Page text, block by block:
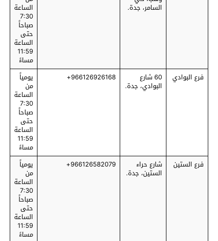
السامر، جدة. الساعة
7:30
صباحاً
حتى
الساعة
11:59
مساءً
فرع البوادي
60 شارع
البوادي، جدة.
966126926168+ يومياً
من
الساعة
7:30
صباحاً
حتى
الساعة
11:59
مساءً
فرع الستين
شارع حراء
الستين، جدة.
966126582079+ يومياً
من
الساعة
7:30
صباحاً
حتى
الساعة
11:59
مساءً